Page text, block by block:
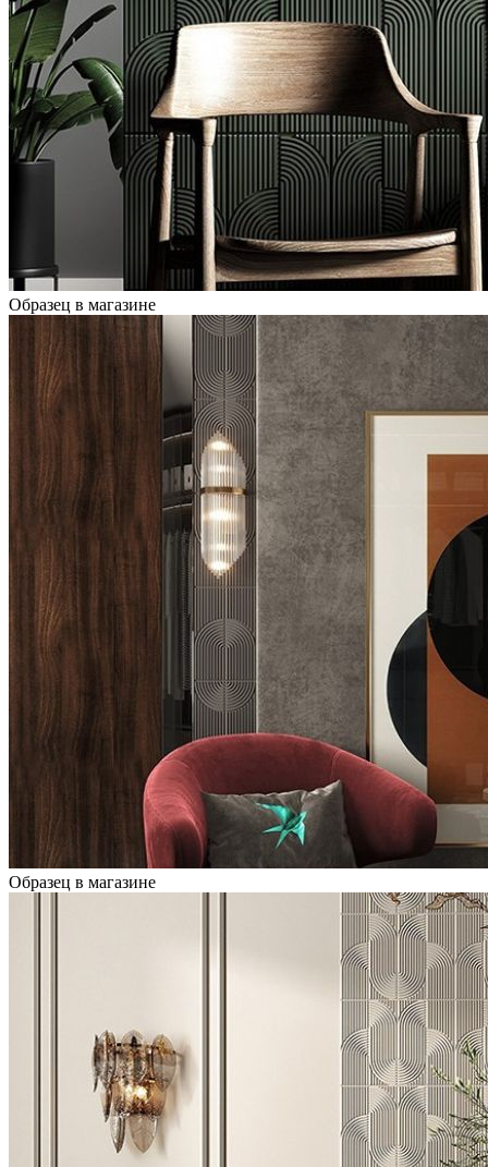
Образец в магазине
Образец в магазине